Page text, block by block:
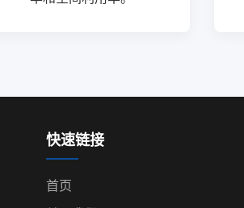
快速链接
首页